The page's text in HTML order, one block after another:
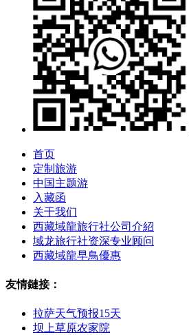
首页
定制旅游
中国主题游
入藏函
关于我们
西藏域龍旅行社公司介紹
域龙旅行社资深专业顾问
西藏域龍早鳥優惠
友情鏈接：
拉萨天气预报15天
坝上草原农家院